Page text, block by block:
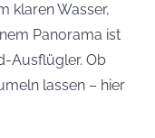
klaren Wasser,
Panorama ist
Ausflügler. Ob
lassen – hier